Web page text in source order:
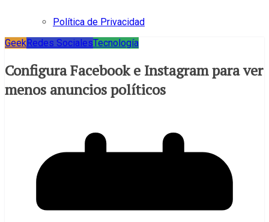
Política de Privacidad
GeekRedes SocialesTecnología
Configura Facebook e Instagram para ver
menos anuncios políticos